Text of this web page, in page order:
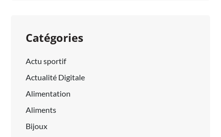
Catégories
Actu sportif
Actualité Digitale
Alimentation
Aliments
Bijoux